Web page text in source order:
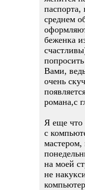
паспорта,
среднем
беженка
Вами,
очень
романа,с
Я еще что
с
на моей
не